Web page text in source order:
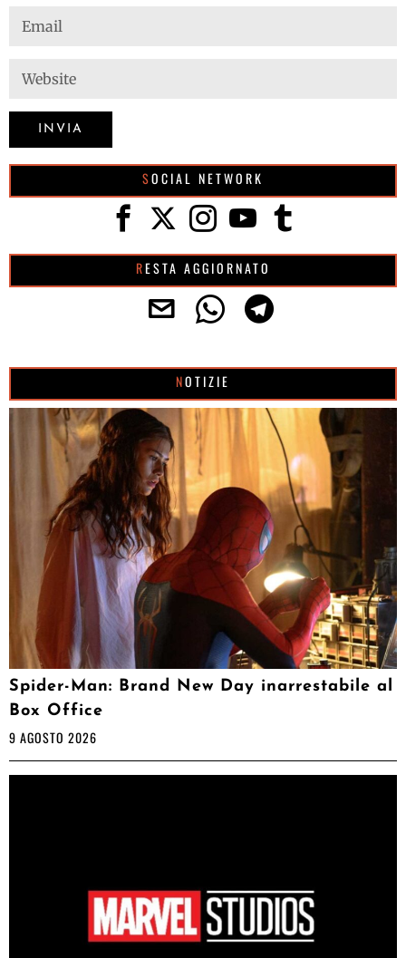
SOCIAL NETWORK
RESTA AGGIORNATO
NOTIZIE
Spider-Man: Brand New Day inarrestabile al
Box Office
9 AGOSTO 2026